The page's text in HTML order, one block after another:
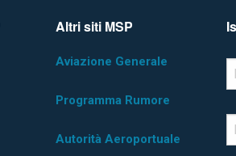
Altri siti MSP
Aviazione Generale
Programma Rumore
Autorità Aeroportuale